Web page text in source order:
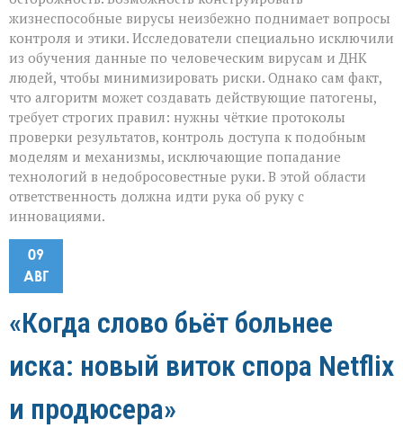
жизнеспособные вирусы неизбежно поднимает вопросы
контроля и этики. Исследователи специально исключили
из обучения данные по человеческим вирусам и ДНК
людей, чтобы минимизировать риски. Однако сам факт,
что алгоритм может создавать действующие патогены,
требует строгих правил: нужны чёткие протоколы
проверки результатов, контроль доступа к подобным
моделям и механизмы, исключающие попадание
технологий в недобросовестные руки. В этой области
ответственность должна идти рука об руку с
инновациями.
09
АВГ
«Когда слово бьёт больнее
иска: новый виток спора Netflix
и продюсера»